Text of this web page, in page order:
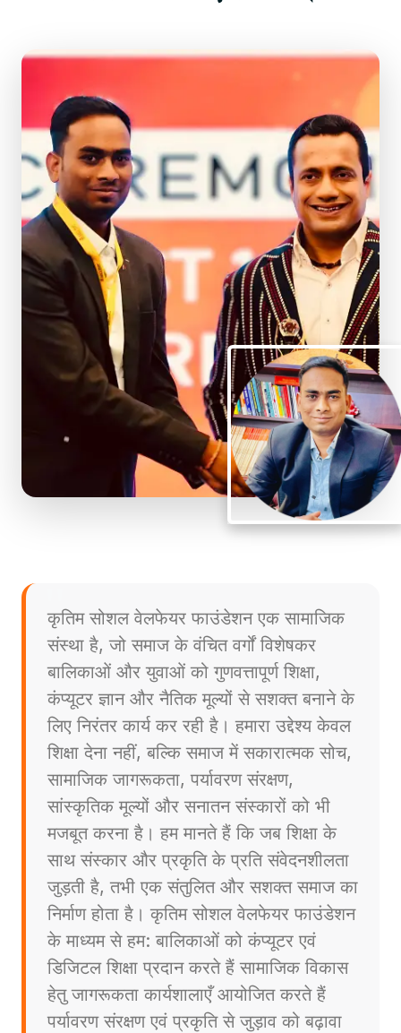
कृतिम सोशल वेलफेयर फाउंडेशन एक सामाजिक
संस्था है, जो समाज के वंचित वर्गों विशेषकर
बालिकाओं और युवाओं को गुणवत्तापूर्ण शिक्षा,
कंप्यूटर ज्ञान और नैतिक मूल्यों से सशक्त बनाने के
लिए निरंतर कार्य कर रही है। हमारा उद्देश्य केवल
शिक्षा देना नहीं, बल्कि समाज में सकारात्मक सोच,
सामाजिक जागरूकता, पर्यावरण संरक्षण,
सांस्कृतिक मूल्यों और सनातन संस्कारों को भी
मजबूत करना है। हम मानते हैं कि जब शिक्षा के
साथ संस्कार और प्रकृति के प्रति संवेदनशीलता
जुड़ती है, तभी एक संतुलित और सशक्त समाज का
निर्माण होता है। कृतिम सोशल वेलफेयर फाउंडेशन
के माध्यम से हम: बालिकाओं को कंप्यूटर एवं
डिजिटल शिक्षा प्रदान करते हैं सामाजिक विकास
हेतु जागरूकता कार्यशालाएँ आयोजित करते हैं
पर्यावरण संरक्षण एवं प्रकृति से जुड़ाव को बढ़ावा